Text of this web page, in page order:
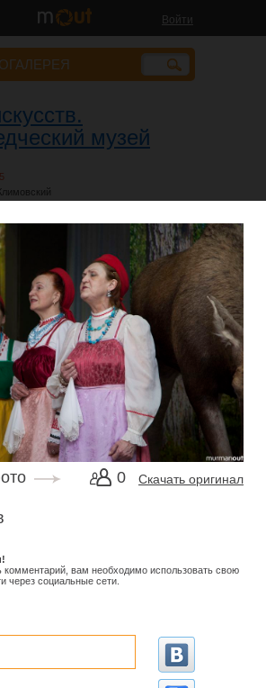
Войти
музей
Скачать оригинал
0
комментарий, вам необходимо использовать свою
через социальные сети.